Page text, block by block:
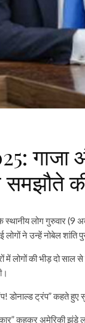
गाजा
समझौते
लोग गुरुवार (9
ने उन्हें नोबेल शांति
में लोगों की भीड़ दो
डोनाल्ड ट्रंप” कहते हुए
कहकर अमेरिकी झंडे